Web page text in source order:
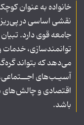
خانواده به عنوان
نقشی اساسی در
جامعه قوی دارد.
توانمندسازی، خدمات
می‌دهد که بتواند
آسیـب‌های
اقتصادی و چالش‌های
باشد.